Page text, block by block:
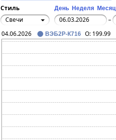
Стиль
День Неделя Месяц
Свечи
–
04.06.2026 ВЭБ2Р-К716 O: 199.99